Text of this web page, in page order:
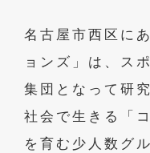
名古屋市西区に
ョンズ」は、ス
集団となって研
社会で生きる「
を育む少人数グ